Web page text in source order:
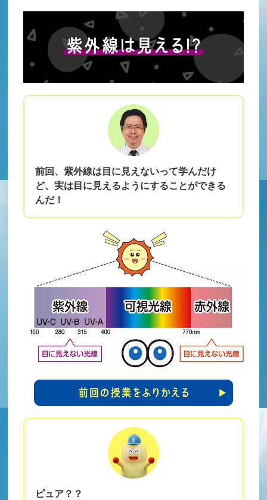
前回、紫外線は目に見えないって学んだけ
ど、実は目に見えるようにすることができる
んだ！
ピュア？？